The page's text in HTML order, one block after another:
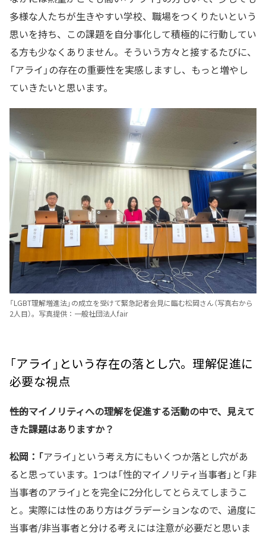
多様な人たちが生きやすい学校、職場をつくりたいという
思いを持ち、この課題を自分事化して積極的に行動してい
る方も少なくありません。そういう方々と接するたびに、
「アライ」の存在の重要性を実感しますし、もっと増やし
ていきたいと思います。
「LGBT理解増進法」の成立を受けて緊急記者会見に臨む松岡さん（写真右から
2人目）。写真提供：一般社団法人fair
「アライ」という存在の落とし穴。理解促進に
必要な視点
――性的マイノリティへの理解を促進する活動の中で、見えて
きた課題はありますか？
松岡：「アライ」という考え方にもいくつか落とし穴があ
ると思っています。1つは「性的マイノリティ当事者」と「非
当事者のアライ」とを完全に2分化してとらえてしまうこ
と。実際には性のあり方はグラデーションなので、過度に
当事者/非当事者と分ける考えには注意が必要だと思いま